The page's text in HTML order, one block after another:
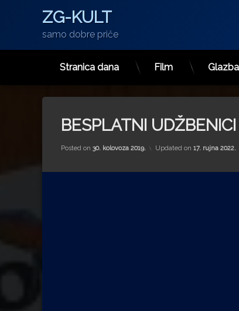
ZG-KULT
samo dobre priče
Stranica dana Film Glazba
BESPLATNI UDŽBENICI
Posted on 30. kolovoza 2019. Updated on 17. rujna 2022.